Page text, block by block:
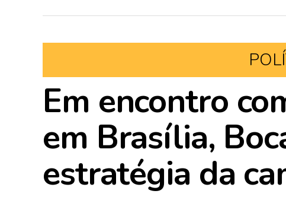
Em encontro
em Brasília,
estratégia da